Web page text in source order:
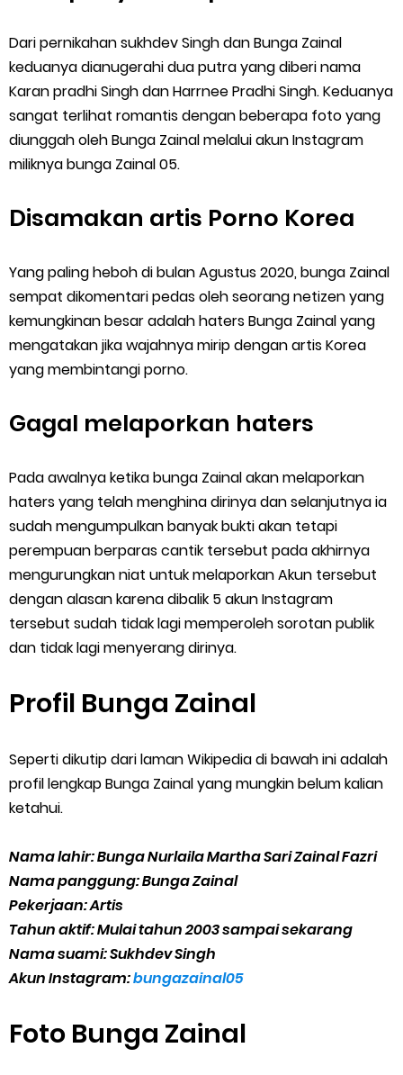
Dari pernikahan sukhdev Singh dan Bunga Zainal
keduanya dianugerahi dua putra yang diberi nama
Karan pradhi Singh dan Harrnee Pradhi Singh. Keduanya
sangat terlihat romantis dengan beberapa foto yang
diunggah oleh Bunga Zainal melalui akun Instagram
miliknya bunga Zainal 05.
Disamakan artis Porno Korea
Yang paling heboh di bulan Agustus 2020, bunga Zainal
sempat dikomentari pedas oleh seorang netizen yang
kemungkinan besar adalah haters Bunga Zainal yang
mengatakan jika wajahnya mirip dengan artis Korea
yang membintangi porno.
Gagal melaporkan haters
Pada awalnya ketika bunga Zainal akan melaporkan
haters yang telah menghina dirinya dan selanjutnya ia
sudah mengumpulkan banyak bukti akan tetapi
perempuan berparas cantik tersebut pada akhirnya
mengurungkan niat untuk melaporkan Akun tersebut
dengan alasan karena dibalik 5 akun Instagram
tersebut sudah tidak lagi memperoleh sorotan publik
dan tidak lagi menyerang dirinya.
Profil Bunga Zainal
Seperti dikutip dari laman Wikipedia di bawah ini adalah
profil lengkap Bunga Zainal yang mungkin belum kalian
ketahui.
Nama lahir: Bunga Nurlaila Martha Sari Zainal Fazri
Nama panggung: Bunga Zainal
Pekerjaan: Artis
Tahun aktif: Mulai tahun 2003 sampai sekarang
Nama suami: Sukhdev Singh
Akun Instagram:bungazainal05
Foto Bunga Zainal